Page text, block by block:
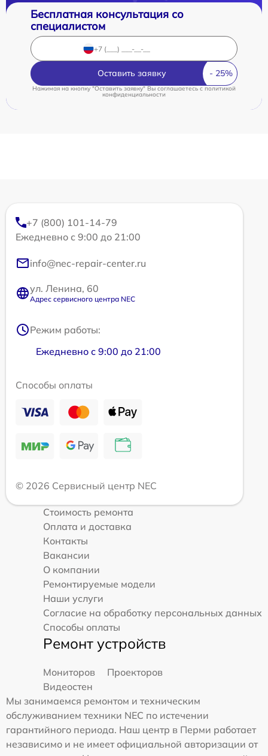
Бесплатная консультация со
специалистом
Оставить заявку
Нажимая на кнопку "Оставить заявку" Вы соглашаетесь cполитикой
конфиденциальности
+7 (800) 101-14-79
Ежедневно с 9:00 до 21:00
info@nec-repair-center.ru
ул. Ленина, 60
Адрес сервисного центра NEC
Режим работы:
Ежедневно с 9:00 до 21:00
Способы оплаты
© 2026 Сервисный центр NEC
Стоимость ремонта
Оплата и доставка
Контакты
Вакансии
О компании
Ремонтируемые модели
Наши услуги
Согласие на обработку персональных данных
Способы оплаты
Ремонт устройств
Мониторов
Проекторов
Видеостен
Мы занимаемся ремонтом и техническим
обслуживанием техники NEC по истечении
гарантийного периода. Наш центр в Перми работает
независимо и не имеет официальной авторизации от